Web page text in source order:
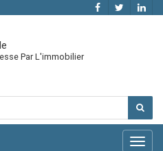
Par L'immobilier